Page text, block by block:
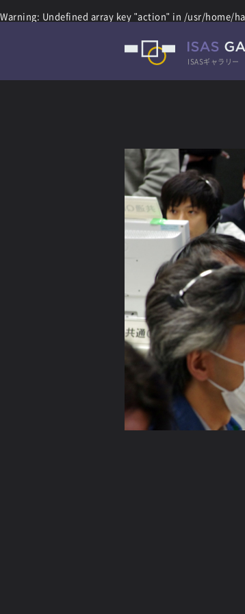
Warning: Undefined array key "action" in /usr/home/
ISASギャラリー